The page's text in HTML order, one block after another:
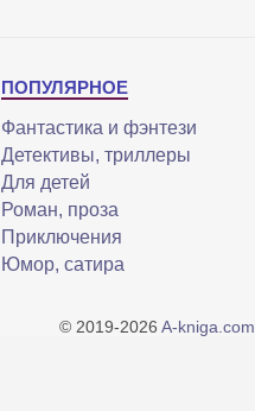
ПОПУЛЯРНОЕ
Фантастика и фэнтези
Детективы, триллеры
Для детей
Роман, проза
Приключения
Юмор, сатира
© 2019-2026 A-kniga.com